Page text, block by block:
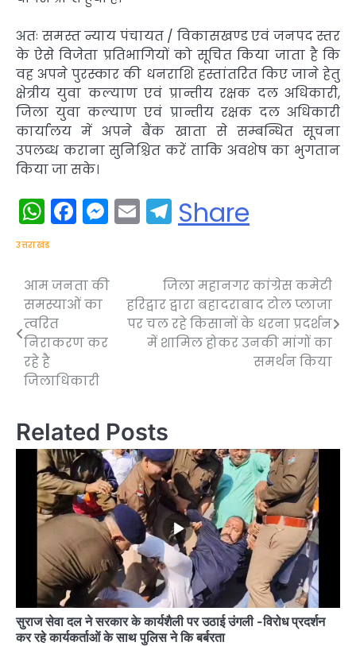
अतः समस्त न्याय पंचायत / विकासखण्ड एवं जनपद स्तर
के ऐसे विजेता प्रतिभागियों को सूचित किया जाता है कि
वह अपने पुरस्कार की धनराशि हस्तांतरित किए जाने हेतु
क्षेत्रीय युवा कल्याण एवं प्रान्तीय रक्षक दल अधिकारी,
जिला युवा कल्याण एवं प्रान्तीय रक्षक दल अधिकारी
कार्यालय में अपने बैंक खाता से सम्बन्धित सूचना
उपलब्ध कराना सुनिश्चित करें ताकि अवशेष का भुगतान
किया जा सके।
WhatsApp
Facebook
Messenger
EmailTelegram
Share
उत्तराखंड
Post
navigation
आम जनता की
समस्याओं का
त्वरित
निराकरण कर
रहे है
जिलाधिकारी
जिला महानगर कांग्रेस कमेटी
हरिद्वार द्वारा बहादराबाद टोल प्लाजा
पर चल रहे किसानों के धरना प्रदर्शन
में शामिल होकर उनकी मांगों का
समर्थन किया
Related Posts
सुराज सेवा दल ने सरकार के कार्यशैली पर उठाई उंगली -विरोध प्रदर्शन
कर रहे कार्यकर्ताओं के साथ पुलिस ने कि बर्बरता